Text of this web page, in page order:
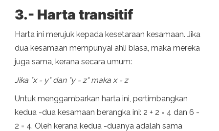
3.- Harta transitif
Harta ini merujuk kepada kesetaraan kesamaan. Jika
dua kesamaan mempunyai ahli biasa, maka mereka
juga sama, kerana secara umum:
Jika "x = y" dan "y = z" maka x = z
Untuk menggambarkan harta ini, pertimbangkan
kedua -dua kesamaan berangka ini: 2 + 2 = 4 dan 6 -
2 = 4. Oleh kerana kedua -duanya adalah sama